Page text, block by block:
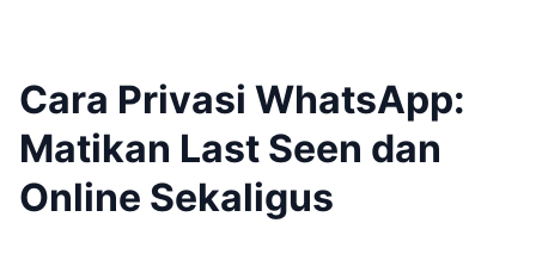
Cara Privasi WhatsApp:
Matikan Last Seen dan
Online Sekaligus